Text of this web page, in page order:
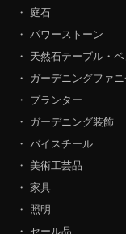
・ 庭石
・ パワーストーン
・ 天然石テーブル・
・ ガーデニングファ
・ プランター
・ ガーデニング装飾
・ バイスチール
・ 美術工芸品
・ 家具
・ 照明
・ セール品